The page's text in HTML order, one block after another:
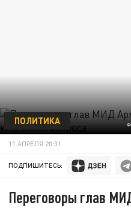
ПОЛИТИКА
11 АПРЕЛЯ 20:31
ПОДПИШИТЕСЬ:
Переговоры глав